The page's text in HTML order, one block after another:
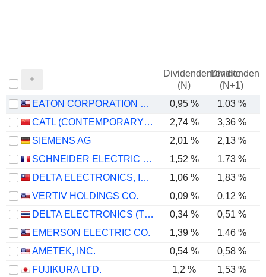
Dividendenrendite
(N)
(N+1)
EATON CORPORATION PLC 0,95 % 1,03 %
CATL (CONTEMPORARY AMPEREX TECHNOLOGY)
2,74 % 3,36 %
SIEMENS AG
2,01 % 2,13 %
SCHNEIDER ELECTRIC SE
1,52 % 1,73 %
DELTA ELECTRONICS, INC.
1,06 % 1,83 %
VERTIV HOLDINGS CO.
0,09 % 0,12 %
DELTA ELECTRONICS (THAILAND)
0,34 % 0,51 %
EMERSON ELECTRIC CO.
1,39 % 1,46 %
AMETEK, INC.
0,54 % 0,58 %
FUJIKURA LTD.
1,2 % 1,53 %